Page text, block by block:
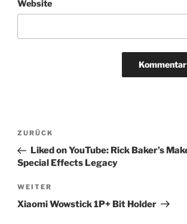
Website
Beitragsnavigation
Vorheriger
Beitrag
ZURÜCK
Liked on YouTube: Rick Baker’s
Special Effects Legacy
Nächster
Beitrag
WEITER
Xiaomi Wowstick 1P+ Bit Holder